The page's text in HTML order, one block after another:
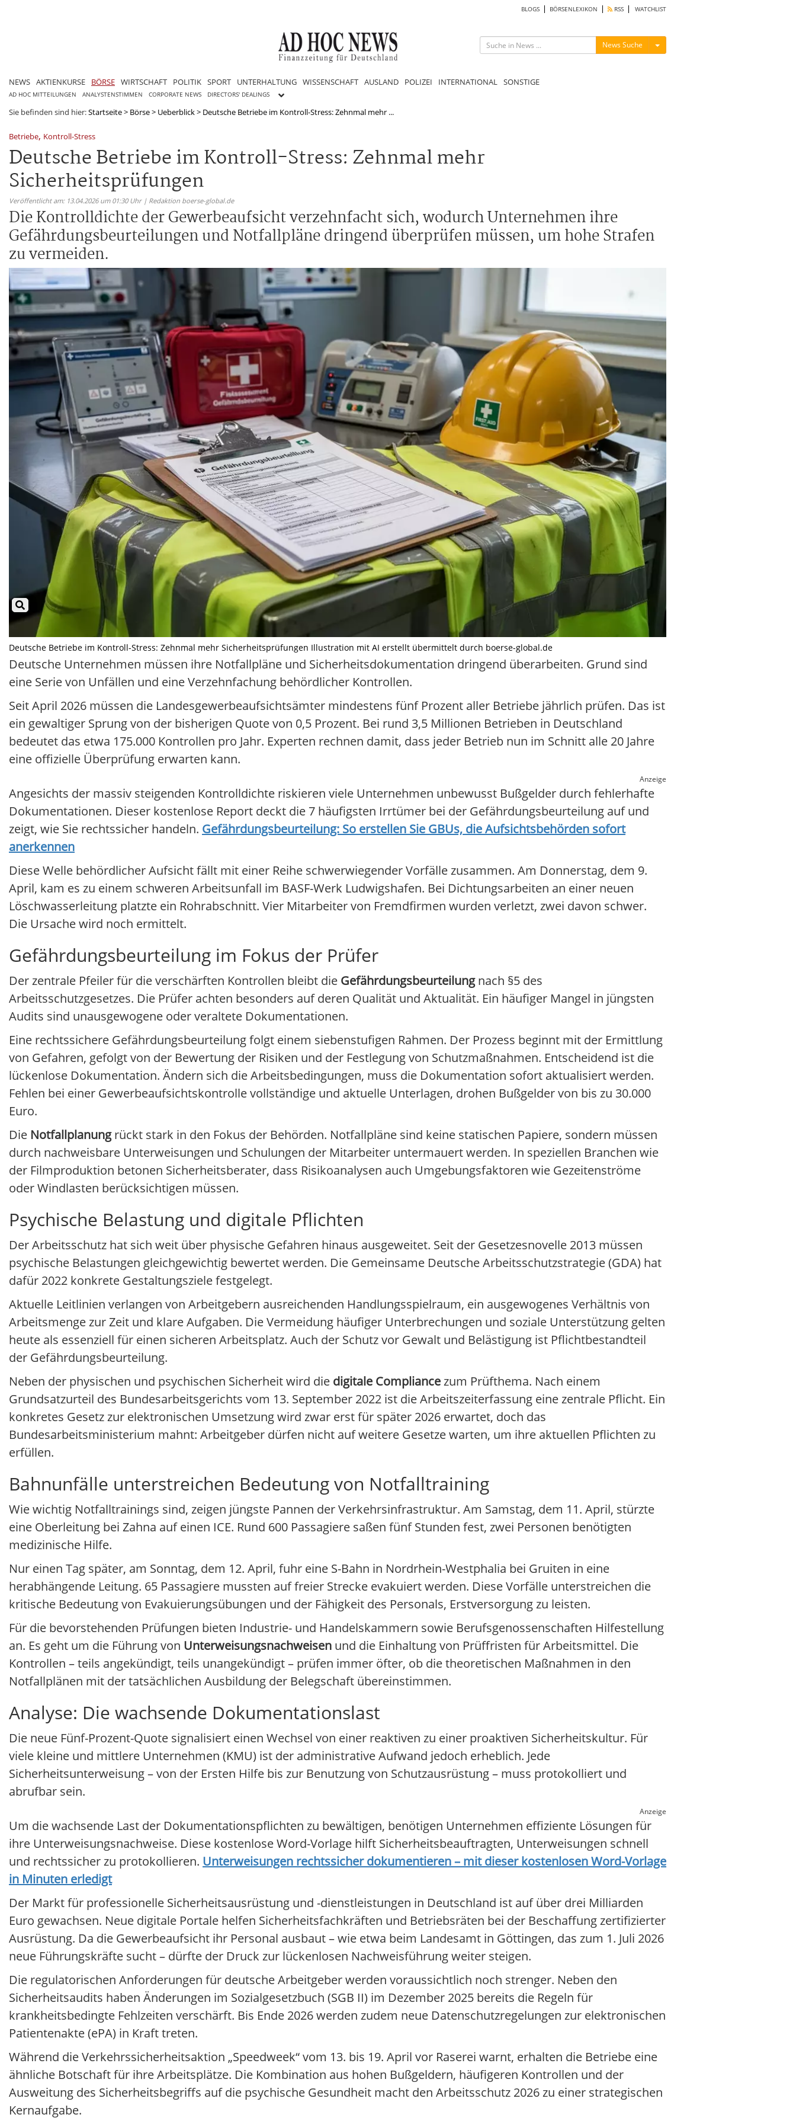
BLOGS BÖRSENLEXIKON RSS WATCHLIST
News Suche Menü ein-/ausblenden
NEWS AKTIENKURSE BÖRSE WIRTSCHAFT POLITIK SPORT UNTERHALTUNG WISSENSCHAFT AUSLAND POLIZEI INTERNATIONAL SONSTIGE
AD HOC MITTEILUNGEN ANALYSTENSTIMMEN CORPORATE NEWS DIRECTORS' DEALINGS
Sie befinden sind hier:Startseite> Börse> Ueberblick> Deutsche Betriebe im Kontroll-Stress: Zehnmal mehr ...
Betriebe, Kontroll-Stress
Deutsche Betriebe im Kontroll-Stress: Zehnmal mehr
Sicherheitsprüfungen
Veröffentlicht am: 13.04.2026 um 01:30 Uhr | Redaktion boerse-global.de
Die Kontrolldichte der Gewerbeaufsicht verzehnfacht sich, wodurch Unternehmen ihre
Gefährdungsbeurteilungen und Notfallpläne dringend überprüfen müssen, um hohe Strafen
zu vermeiden.
Deutsche Betriebe im Kontroll-Stress: Zehnmal mehr Sicherheitsprüfungen Illustration mit AI erstellt übermittelt durch boerse-global.de
Deutsche Unternehmen müssen ihre Notfallpläne und Sicherheitsdokumentation dringend überarbeiten. Grund sind
eine Serie von Unfällen und eine Verzehnfachung behördlicher Kontrollen.
Seit April 2026 müssen die Landesgewerbeaufsichtsämter mindestens fünf Prozent aller Betriebe jährlich prüfen. Das ist
ein gewaltiger Sprung von der bisherigen Quote von 0,5 Prozent. Bei rund 3,5 Millionen Betrieben in Deutschland
bedeutet das etwa 175.000 Kontrollen pro Jahr. Experten rechnen damit, dass jeder Betrieb nun im Schnitt alle 20 Jahre
eine offizielle Überprüfung erwarten kann.
Anzeige
Angesichts der massiv steigenden Kontrolldichte riskieren viele Unternehmen unbewusst Bußgelder durch fehlerhafte
Dokumentationen. Dieser kostenlose Report deckt die 7 häufigsten Irrtümer bei der Gefährdungsbeurteilung auf und
zeigt, wie Sie rechtssicher handeln. Gefährdungsbeurteilung: So erstellen Sie GBUs, die Aufsichtsbehörden sofort
anerkennen
Diese Welle behördlicher Aufsicht fällt mit einer Reihe schwerwiegender Vorfälle zusammen. Am Donnerstag, dem 9.
April, kam es zu einem schweren Arbeitsunfall im BASF-Werk Ludwigshafen. Bei Dichtungsarbeiten an einer neuen
Löschwasserleitung platzte ein Rohrabschnitt. Vier Mitarbeiter von Fremdfirmen wurden verletzt, zwei davon schwer.
Die Ursache wird noch ermittelt.
Gefährdungsbeurteilung im Fokus der Prüfer
Der zentrale Pfeiler für die verschärften Kontrollen bleibt die Gefährdungsbeurteilungnach §5 des
Arbeitsschutzgesetzes. Die Prüfer achten besonders auf deren Qualität und Aktualität. Ein häufiger Mangel in jüngsten
Audits sind unausgewogene oder veraltete Dokumentationen.
Eine rechtssichere Gefährdungsbeurteilung folgt einem siebenstufigen Rahmen. Der Prozess beginnt mit der Ermittlung
von Gefahren, gefolgt von der Bewertung der Risiken und der Festlegung von Schutzmaßnahmen. Entscheidend ist die
lückenlose Dokumentation. Ändern sich die Arbeitsbedingungen, muss die Dokumentation sofort aktualisiert werden.
Fehlen bei einer Gewerbeaufsichtskontrolle vollständige und aktuelle Unterlagen, drohen Bußgelder von bis zu 30.000
Euro.
Die Notfallplanungrückt stark in den Fokus der Behörden. Notfallpläne sind keine statischen Papiere, sondern müssen
durch nachweisbare Unterweisungen und Schulungen der Mitarbeiter untermauert werden. In speziellen Branchen wie
der Filmproduktion betonen Sicherheitsberater, dass Risikoanalysen auch Umgebungsfaktoren wie Gezeitenströme
oder Windlasten berücksichtigen müssen.
Psychische Belastung und digitale Pflichten
Der Arbeitsschutz hat sich weit über physische Gefahren hinaus ausgeweitet. Seit der Gesetzesnovelle 2013 müssen
psychische Belastungen gleichgewichtig bewertet werden. Die Gemeinsame Deutsche Arbeitsschutzstrategie (GDA) hat
dafür 2022 konkrete Gestaltungsziele festgelegt.
Aktuelle Leitlinien verlangen von Arbeitgebern ausreichenden Handlungsspielraum, ein ausgewogenes Verhältnis von
Arbeitsmenge zur Zeit und klare Aufgaben. Die Vermeidung häufiger Unterbrechungen und soziale Unterstützung gelten
heute als essenziell für einen sicheren Arbeitsplatz. Auch der Schutz vor Gewalt und Belästigung ist Pflichtbestandteil
der Gefährdungsbeurteilung.
Neben der physischen und psychischen Sicherheit wird die digitale Compliancezum Prüfthema. Nach einem
Grundsatzurteil des Bundesarbeitsgerichts vom 13. September 2022 ist die Arbeitszeiterfassung eine zentrale Pflicht. Ein
konkretes Gesetz zur elektronischen Umsetzung wird zwar erst für später 2026 erwartet, doch das
Bundesarbeitsministerium mahnt: Arbeitgeber dürfen nicht auf weitere Gesetze warten, um ihre aktuellen Pflichten zu
erfüllen.
Bahnunfälle unterstreichen Bedeutung von Notfalltraining
Wie wichtig Notfalltrainings sind, zeigen jüngste Pannen der Verkehrsinfrastruktur. Am Samstag, dem 11. April, stürzte
eine Oberleitung bei Zahna auf einen ICE. Rund 600 Passagiere saßen fünf Stunden fest, zwei Personen benötigten
medizinische Hilfe.
Nur einen Tag später, am Sonntag, dem 12. April, fuhr eine S-Bahn in Nordrhein-Westphalia bei Gruiten in eine
herabhängende Leitung. 65 Passagiere mussten auf freier Strecke evakuiert werden. Diese Vorfälle unterstreichen die
kritische Bedeutung von Evakuierungsübungen und der Fähigkeit des Personals, Erstversorgung zu leisten.
Für die bevorstehenden Prüfungen bieten Industrie- und Handelskammern sowie Berufsgenossenschaften Hilfestellung
an. Es geht um die Führung von Unterweisungsnachweisen und die Einhaltung von Prüffristen für Arbeitsmittel. Die
Kontrollen – teils angekündigt, teils unangekündigt – prüfen immer öfter, ob die theoretischen Maßnahmen in den
Notfallplänen mit der tatsächlichen Ausbildung der Belegschaft übereinstimmen.
Analyse: Die wachsende Dokumentationslast
Die neue Fünf-Prozent-Quote signalisiert einen Wechsel von einer reaktiven zu einer proaktiven Sicherheitskultur. Für
viele kleine und mittlere Unternehmen (KMU) ist der administrative Aufwand jedoch erheblich. Jede
Sicherheitsunterweisung – von der Ersten Hilfe bis zur Benutzung von Schutzausrüstung – muss protokolliert und
abrufbar sein.
Anzeige
Um die wachsende Last der Dokumentationspflichten zu bewältigen, benötigen Unternehmen effiziente Lösungen für
ihre Unterweisungsnachweise. Diese kostenlose Word-Vorlage hilft Sicherheitsbeauftragten, Unterweisungen schnell
und rechtssicher zu protokollieren. Unterweisungen rechtssicher dokumentieren – mit dieser kostenlosen Word-Vorlage
in Minuten erledigt
Der Markt für professionelle Sicherheitsausrüstung und -dienstleistungen in Deutschland ist auf über drei Milliarden
Euro gewachsen. Neue digitale Portale helfen Sicherheitsfachkräften und Betriebsräten bei der Beschaffung zertifizierter
Ausrüstung. Da die Gewerbeaufsicht ihr Personal ausbaut – wie etwa beim Landesamt in Göttingen, das zum 1. Juli 2026
neue Führungskräfte sucht – dürfte der Druck zur lückenlosen Nachweisführung weiter steigen.
Die regulatorischen Anforderungen für deutsche Arbeitgeber werden voraussichtlich noch strenger. Neben den
Sicherheitsaudits haben Änderungen im Sozialgesetzbuch (SGB II) im Dezember 2025 bereits die Regeln für
krankheitsbedingte Fehlzeiten verschärft. Bis Ende 2026 werden zudem neue Datenschutzregelungen zur elektronischen
Patientenakte (ePA) in Kraft treten.
Während die Verkehrssicherheitsaktion „Speedweek“ vom 13. bis 19. April vor Raserei warnt, erhalten die Betriebe eine
ähnliche Botschaft für ihre Arbeitsplätze. Die Kombination aus hohen Bußgeldern, häufigeren Kontrollen und der
Ausweitung des Sicherheitsbegriffs auf die psychische Gesundheit macht den Arbeitsschutz 2026 zu einer strategischen
Kernaufgabe.